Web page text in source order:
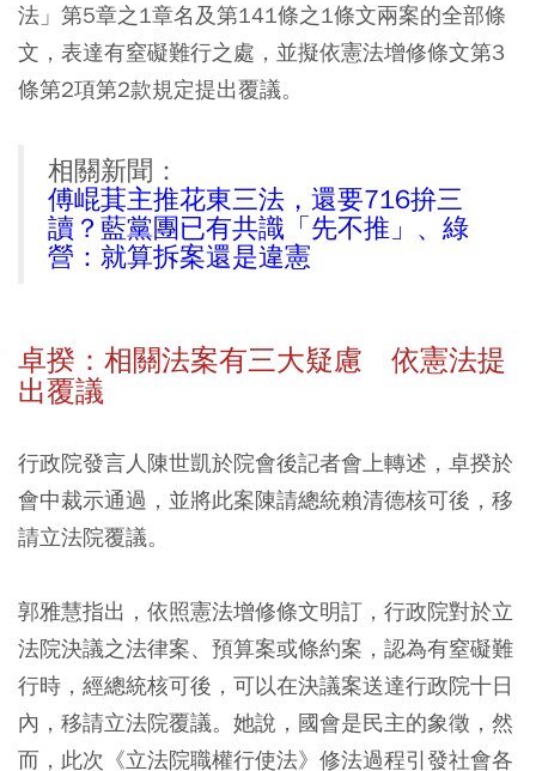
法」第5章之1章名及第141條之1條文兩案的全部條
文，表達有窒礙難行之處，並擬依憲法增修條文第3
條第2項第2款規定提出覆議。
相關新聞：
傅崐萁主推花東三法，還要716拚三
讀？藍黨團已有共識「先不推」、綠
營：就算拆案還是違憲
卓揆：相關法案有三大疑慮 依憲法提
出覆議
行政院發言人陳世凱於院會後記者會上轉述，卓揆於
會中裁示通過，並將此案陳請總統賴清德核可後，移
請立法院覆議。
郭雅慧指出，依照憲法增修條文明訂，行政院對於立
法院決議之法律案、預算案或條約案，認為有窒礙難
行時，經總統核可後，可以在決議案送達行政院十日
內，移請立法院覆議。她說，國會是民主的象徵，然
而，此次《立法院職權行使法》修法過程引發社會各